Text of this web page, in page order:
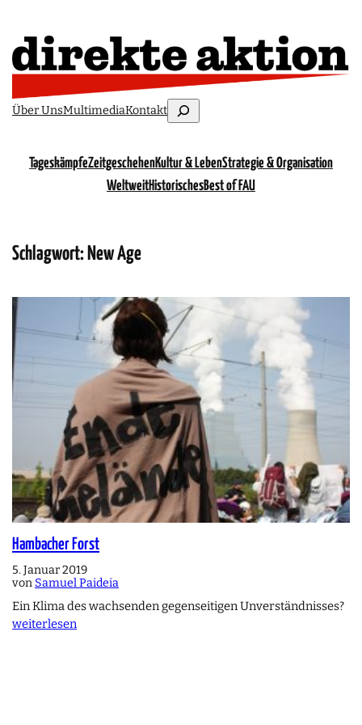
Über UnsMultimediaKontaktSuchen
TageskämpfeZeitgeschehenKultur & LebenStrategie & Organisation
WeltweitHistorischesBest of FAU
Schlagwort: New Age
Hambacher Forst
5. Januar 2019
von Samuel Paideia
Ein Klima des wachsenden gegenseitigen Unverständnisses?
weiterlesen